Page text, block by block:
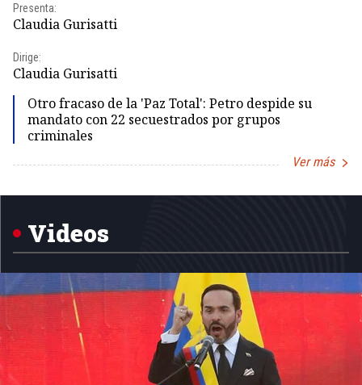
Presenta:
Claudia Gurisatti
Dirige:
Claudia Gurisatti
Otro fracaso de la 'Paz Total': Petro despide su
mandato con 22 secuestrados por grupos
criminales
Ver más
1
Videos